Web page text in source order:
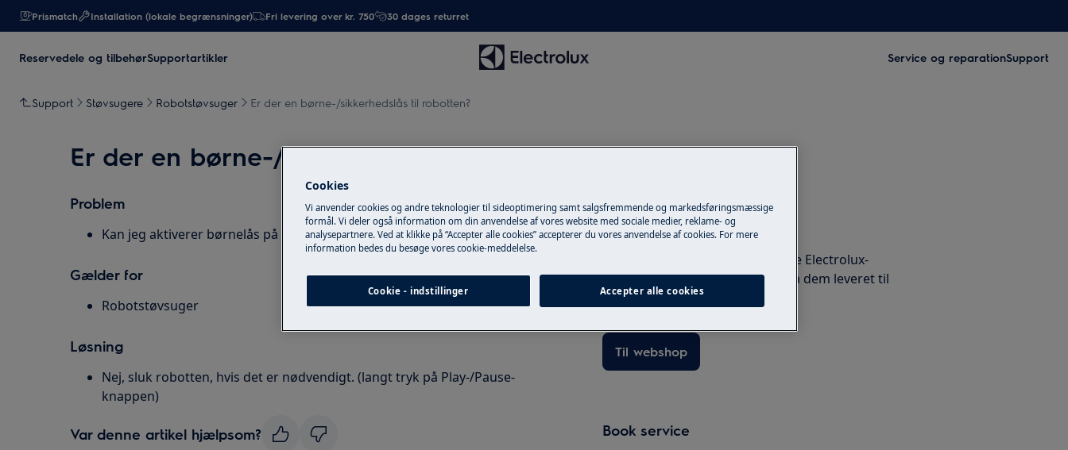
Prismatch Installation (lokale begrænsninger) Fri levering over kr. 750 30 dages returret
Reservedele og tilbehørSupportartikler Service og reparationSupport
Support Støvsugere Robotstøvsuger Er der en børne-/sikkerhedslås til robotten?
Er der en børne-/sikkerhedslås til robotten?
Problem
Kan jeg aktiverer børnelås på min støvsuger
Gælder for
Robotstøvsuger
Løsning
Nej, sluk robotten, hvis det er nødvendigt. (langt tryk på Play-/Pause-
knappen)
Var denne artikel hjælpsom?
Tilbehør og reservedele
Find originale reservedele til dine Electrolux-
produkter i vores webshop og få dem leveret til
døren.
Til webshop
Book service
Cookies
Vi anvender cookies og andre teknologier til sideoptimering samt salgsfremmende og markedsføringsmæssige
formål. Vi deler også information om din anvendelse af vores website med sociale medier, reklame- og
analysepartnere. Ved at klikke på “Accepter alle cookies” accepterer du vores anvendelse af cookies. For mere
information bedes du besøge vores cookie-meddelelse.
Cookie - indstillinger Accepter alle cookies